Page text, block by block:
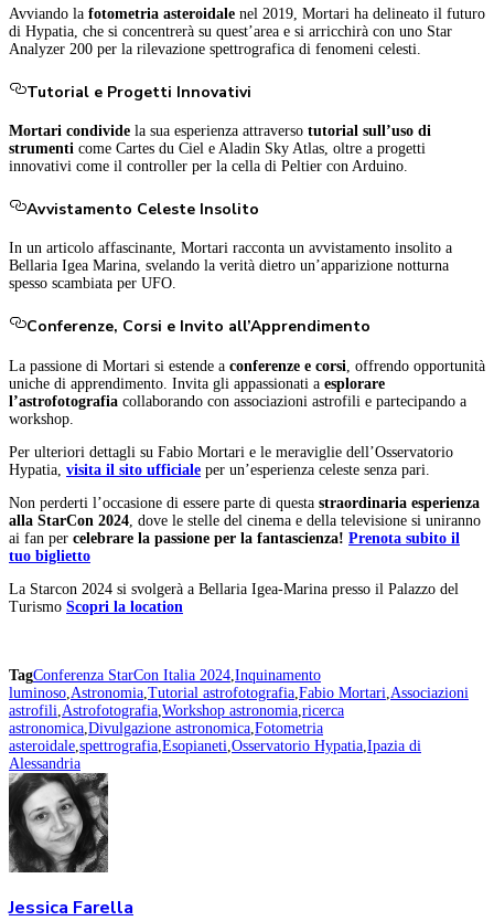
Avviando la fotometria asteroidale nel 2019, Mortari ha delineato il futuro
di Hypatia, che si concentrerà su quest’area e si arricchirà con uno Star
Analyzer 200 per la rilevazione spettrografica di fenomeni celesti.
Tutorial e Progetti Innovativi
Mortari condivide la sua esperienza attraverso tutorial sull’uso di
strumenti come Cartes du Ciel e Aladin Sky Atlas, oltre a progetti
innovativi come il controller per la cella di Peltier con Arduino.
Avvistamento Celeste Insolito
In un articolo affascinante, Mortari racconta un avvistamento insolito a
Bellaria Igea Marina, svelando la verità dietro un’apparizione notturna
spesso scambiata per UFO.
Conferenze, Corsi e Invito all’Apprendimento
La passione di Mortari si estende a conferenze e corsi , offrendo opportunità
uniche di apprendimento. Invita gli appassionati a esplorare
l’astrofotografia collaborando con associazioni astrofili e partecipando a
workshop.
Per ulteriori dettagli su Fabio Mortari e le meraviglie dell’Osservatorio
Hypatia, visita il sito ufficiale per un’esperienza celeste senza pari.
Non perderti l’occasione di essere parte di questa straordinaria esperienza
alla StarCon 2024 , dove le stelle del cinema e della televisione si uniranno
ai fan per celebrare la passione per la fantascienza! Prenota subito il
tuo biglietto
La Starcon 2024 si svolgerà a Bellaria Igea-Marina presso il Palazzo del
Turismo Scopri la location
TagConferenza StarCon Italia 2024 Inquinamento
luminoso Astronomia Tutorial astrofotografia Fabio Mortari Associazioni
astrofili Astrofotografia Workshop astronomia ricerca
astronomica Divulgazione astronomica Fotometria
asteroidale spettrografia Esopianeti Osservatorio Hypatia Ipazia di
Alessandria
Jessica Farella